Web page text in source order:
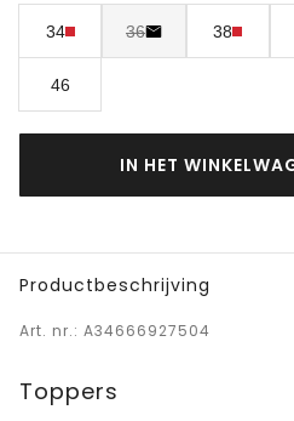
34 36 38
46
IN HET
Productbeschrijving
Art. nr.: A34666927504
Toppers